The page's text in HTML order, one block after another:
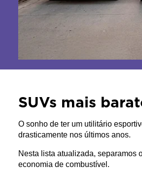
SUVs mais
O sonho de ter um utilitário
drasticamente nos últimos anos.
Nesta lista atualizada, separamos
economia de combustível.